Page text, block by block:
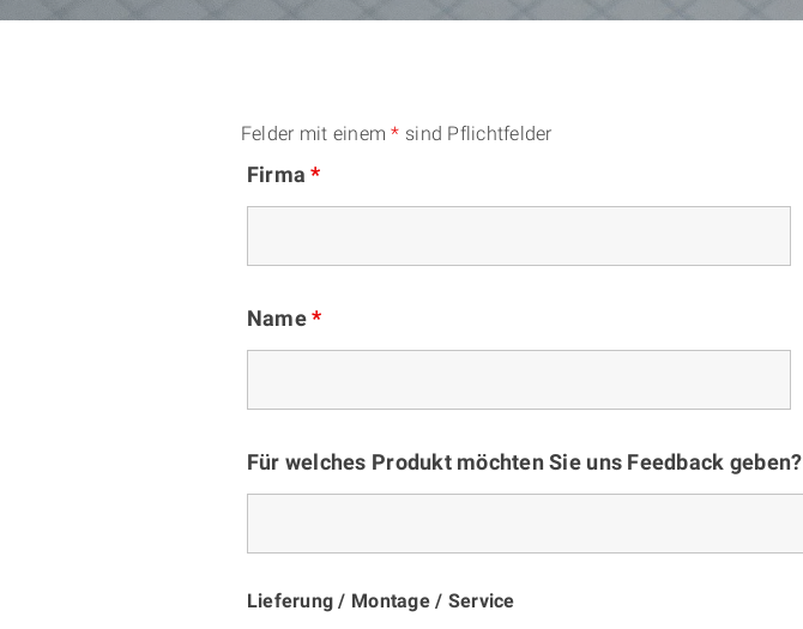
Felder mit einem* sind Pflichtfelder
Firma*
Name*
Für welches Produkt möchten Sie uns Feedback geben?
Lieferung / Montage / Service